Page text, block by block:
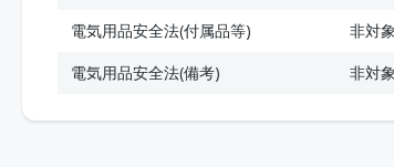
電気用品安全法(付属品等)
非対象
電気用品安全法(備考)
非対象